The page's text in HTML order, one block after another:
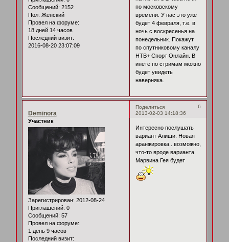
Сообщений: 2152
Пол: Женский
Провел на форуме:
18 дней 14 часов
Последний визит:
2016-08-20 23:07:09
по московскому
времени. У нас это уже
будет 4 февраля, т.е. в
ночь с воскресенья на
понедельник. Покажут
по спутниковому каналу
НТВ+ Спорт Онлайн. В
инете по стримам можно
будет увидеть
наверняка.
Поделиться
6
2013-02-03 14:18:36
Deminora
Участник
Зарегистрирован: 2012-08-24
Приглашений: 0
Сообщений: 57
Провел на форуме:
1 день 9 часов
Последний визит:
Интересно послушать
вариант Алиши. Новая
аранжировка.. возможно,
что-то вроде варианта
Марвина Гея будет